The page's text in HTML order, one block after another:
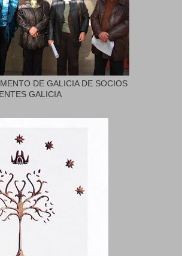
DE GALICIA DE SOCIOS
GALICIA